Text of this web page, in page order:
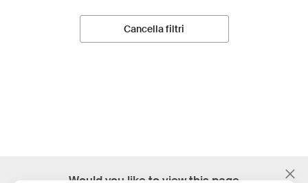
Cancella filtri